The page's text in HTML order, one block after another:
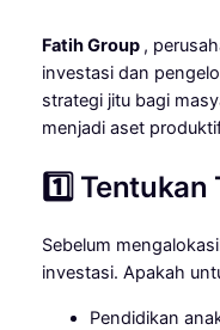
Fatih Group ,
investasi dan
strategi jitu bagi
menjadi aset
1️⃣
Sebelum
investasi. Apakah
Pendidikan